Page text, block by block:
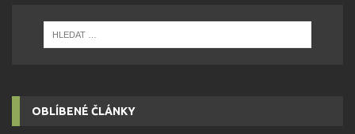
OBLÍBENÉ ČLÁNKY